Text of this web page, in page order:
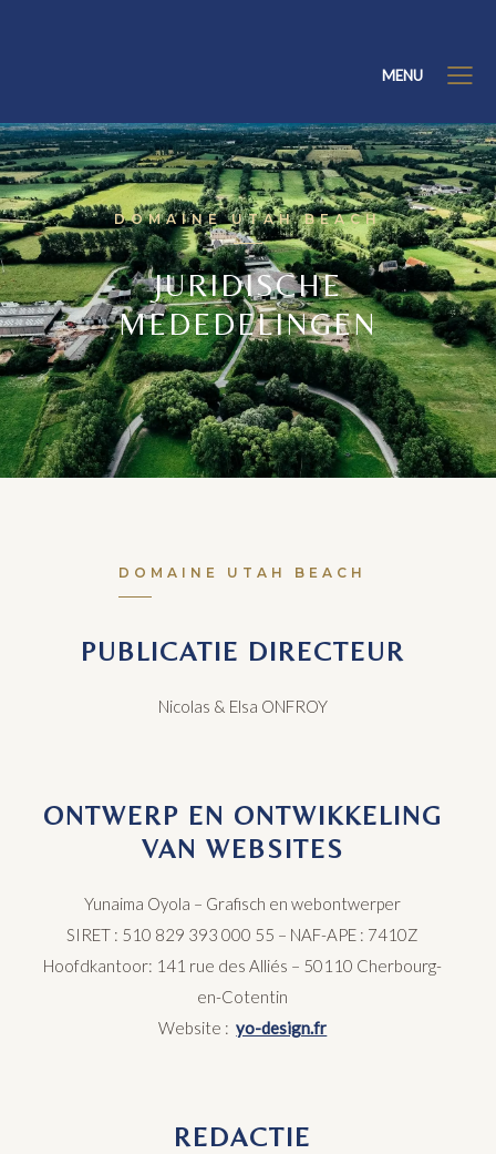
MENU
DOMAINE UTAH BEACH
JURIDISCHE
MEDEDELINGEN
DOMAINE UTAH BEACH
PUBLICATIE DIRECTEUR
Nicolas & Elsa ONFROY
ONTWERP EN ONTWIKKELING
VAN WEBSITES
Yunaima Oyola – Grafisch en webontwerper
SIRET : 510 829 393 000 55 – NAF-APE : 7410Z
Hoofdkantoor: 141 rue des Alliés – 501 ​1​0 Cherbourg-
en-Cotentin
Website : yo-design.fr
REDACTIE